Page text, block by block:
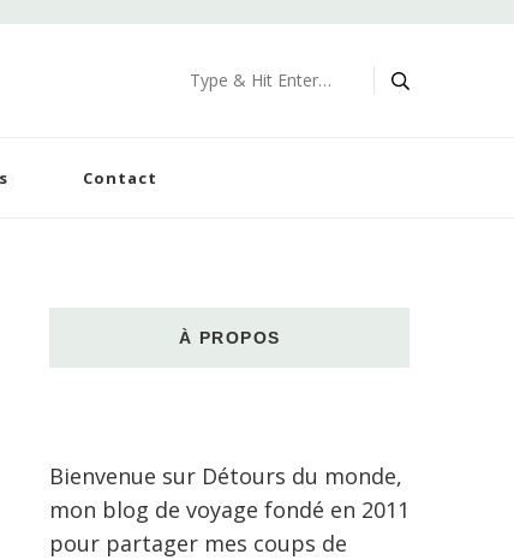
Looking
for
Contact
À PROPOS
Bienvenue sur Détours du monde,
mon blog de voyage fondé en 2011
pour partager mes coups de